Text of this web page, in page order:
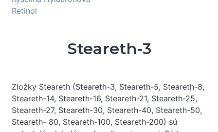
Retinol
Steareth-3
Zložky Steareth (Steareth-3, Steareth-5, Steareth-8,
Steareth-14, Steareth-16, Steareth-21, Steareth-25,
Steareth-27, Steareth-30, Steareth-40, Steareth-50,
Steareth- 80, Steareth-100, Steareth-200) sú